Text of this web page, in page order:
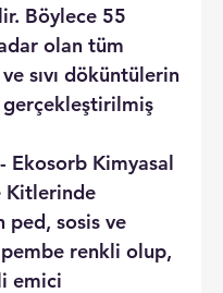
Böylece 55
olan tüm
sıvı döküntülerin
Ekosorb Kimyasal
Kitlerinde
ped, sosis ve
renkli olup,
emici